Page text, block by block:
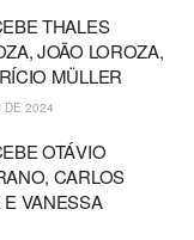
THALES
JOÃO LOROZA,
MÜLLER
DE 2024
OTÁVIO
CARLOS
VANESSA